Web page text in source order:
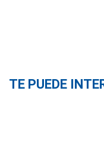
TE PUEDE